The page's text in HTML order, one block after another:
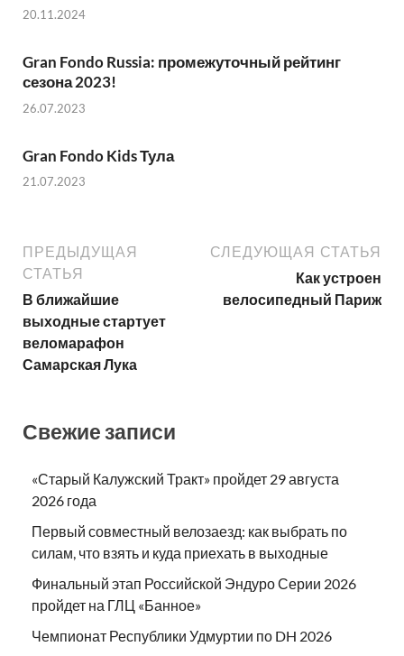
20.11.2024
Gran Fondo Russia: промежуточный рейтинг
сезона 2023!
26.07.2023
Gran Fondo Kids Тула
21.07.2023
ПРЕДЫДУЩАЯ
СТАТЬЯ
В ближайшие
выходные стартует
веломарафон
Самарская Лука
СЛЕДУЮЩАЯ СТАТЬЯ
Как устроен
велосипедный Париж
Свежие записи
«Старый Калужский Тракт» пройдет 29 августа
2026 года
Первый совместный велозаезд: как выбрать по
силам, что взять и куда приехать в выходные
Финальный этап Российской Эндуро Серии 2026
пройдет на ГЛЦ «Банное»
Чемпионат Республики Удмуртии по DH 2026